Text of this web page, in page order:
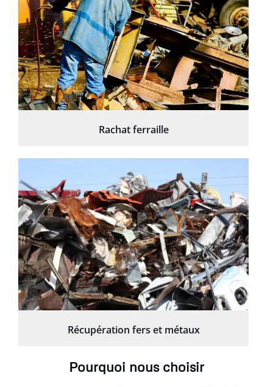
Rachat ferraille
Récupération fers et métaux
Pourquoi nous choisir